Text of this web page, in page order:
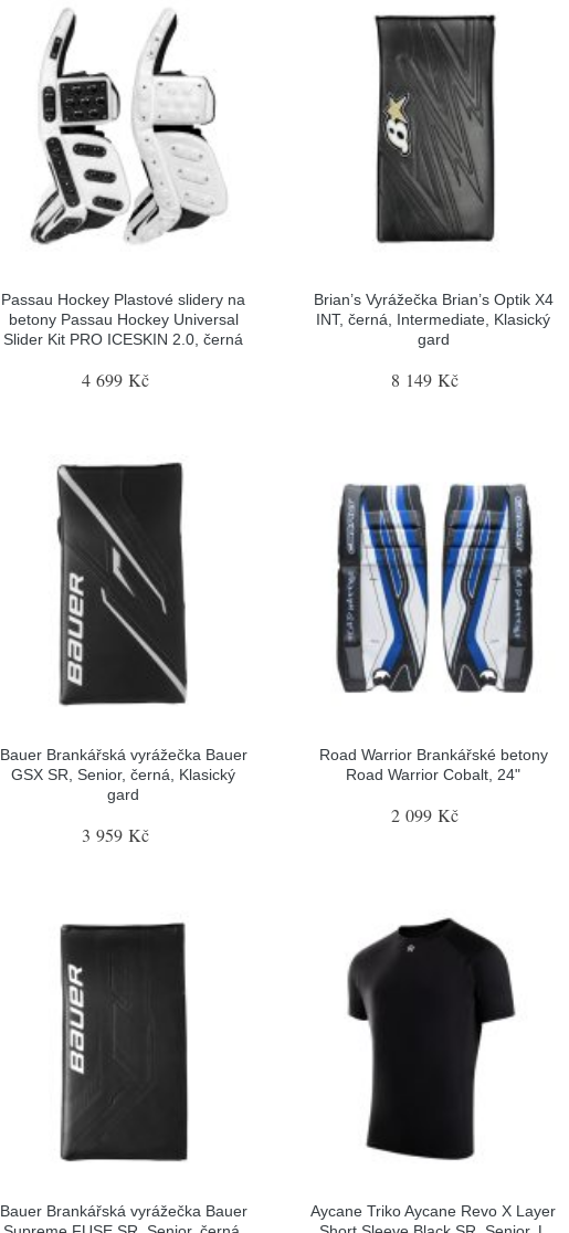
Passau Hockey Plastové slidery na
betony Passau Hockey Universal
Slider Kit PRO ICESKIN 2.0, černá
4 699 Kč
Brian’s Vyrážečka Brian’s Optik X4
INT, černá, Intermediate, Klasický
gard
8 149 Kč
Bauer Brankářská vyrážečka Bauer
GSX SR, Senior, černá, Klasický
gard
3 959 Kč
Road Warrior Brankářské betony
Road Warrior Cobalt, 24"
2 099 Kč
Bauer Brankářská vyrážečka Bauer
Aycane Triko Aycane Revo X Layer